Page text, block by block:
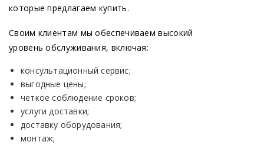
которые предлагаем купить.
Своим клиентам мы обеспечиваем высокий
уровень обслуживания, включая:
консультационный сервис;
выгодные цены;
четкое соблюдение сроков;
услуги доставки;
доставку оборудования;
монтаж;